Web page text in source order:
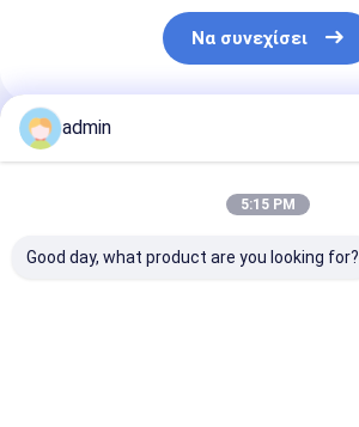
Να συνεχίσει
Συνιστώμενα Προϊόντα
admin
5:15 PM
Good day, what product are you looking for?